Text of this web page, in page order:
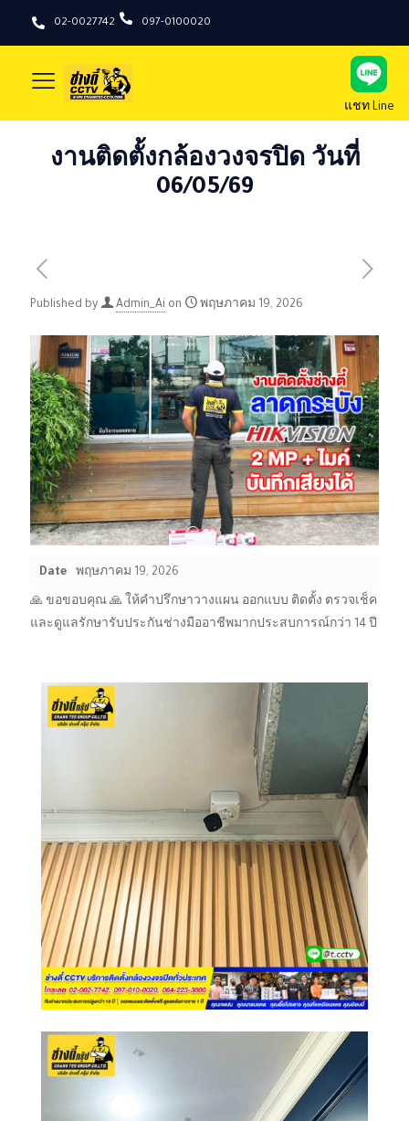
02-0027742 097-0100020
แชท Line
งานติดตั้งกล้องวงจรปิด วันที่
06/05/69
Published by Admin_Ai on พฤษภาคม 19, 2026
Date พฤษภาคม 19, 2026
🙏 ขอขอบคุณ 🙏 ให้คำปรึกษาวางแผน ออกแบบ ติดตั้ง ตรวจเช็ค
และดูแลรักษารับประกันช่างมืออาชีพมากประสบการณ์กว่า 14 ปี